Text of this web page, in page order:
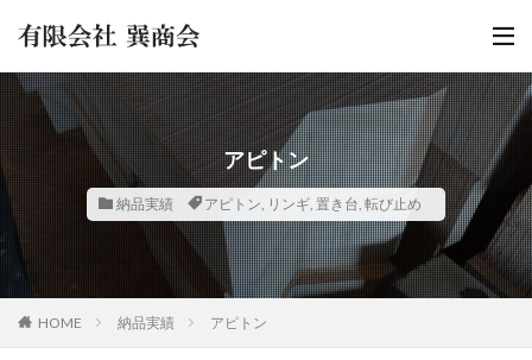
アピトン
納品実績 アピトン, リンギ, 置き台, 転び止め
HOME 納品実績 アピトン